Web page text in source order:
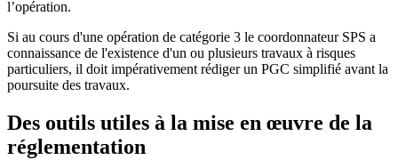
l’opération.
Si au cours d'une opération de catégorie 3 le coordonnateur SPS a
connaissance de l'existence d'un ou plusieurs travaux à risques
particuliers, il doit impérativement rédiger un PGC simplifié avant la
poursuite des travaux.
Des outils utiles à la mise en œuvre de la
réglementation